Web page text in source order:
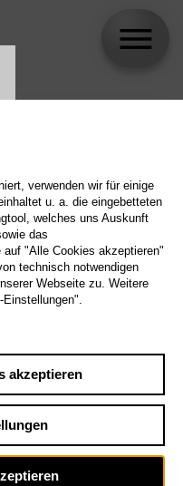
Haus
verwenden wir für einige
u. a. die eingebetteten
welches uns Auskunft
das
auf "Alle Cookies akzeptieren"
technisch notwendigen
Webseite zu. Weitere
Einstellungen".
akzeptieren